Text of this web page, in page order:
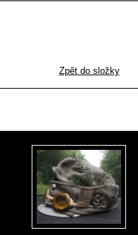
Zpět do složky